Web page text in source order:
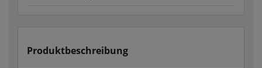
Produktbeschreibung